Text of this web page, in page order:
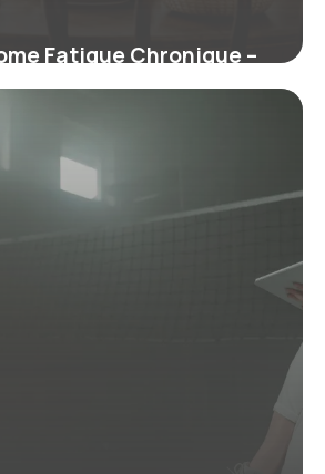
Fatigue Chronique –